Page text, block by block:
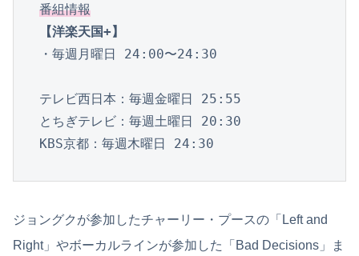
番組情報
【洋楽天国+】
・毎週月曜日 24:00〜24:30
テレビ西日本：毎週金曜日 25:55
とちぎテレビ：毎週土曜日 20:30
KBS京都：毎週木曜日 24:30
ジョングクが参加したチャーリー・プースの「Left and
Right」やボーカルラインが参加した「Bad Decisions」ま